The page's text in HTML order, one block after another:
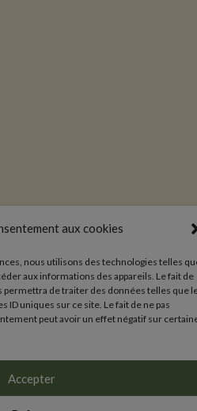
aux cookies
nous utilisons des technologies telles
aux informations des appareils. Le fait de
permettra de traiter des données telles que
ID uniques sur ce site. Le fait de ne pas
peut avoir un effet négatif sur
Accepter
|Contact–Plan du site–Mentions